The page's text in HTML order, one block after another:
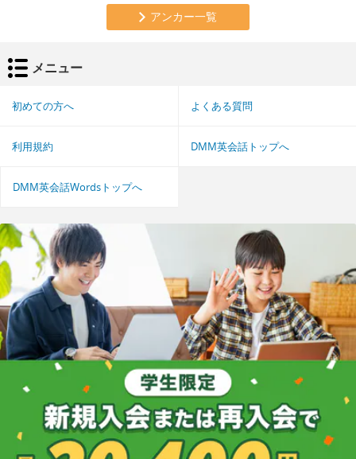
アンカー一覧
メニュー
初めての方へ よくある質問
利用規約 DMM英会話トップへ
DMM英会話Wordsトップへ